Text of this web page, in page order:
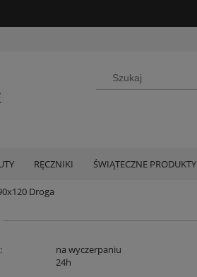
RĘCZNIKI ŚWIĄTECZNE PRODUKTY
Droga
na wyczerpaniu
24h